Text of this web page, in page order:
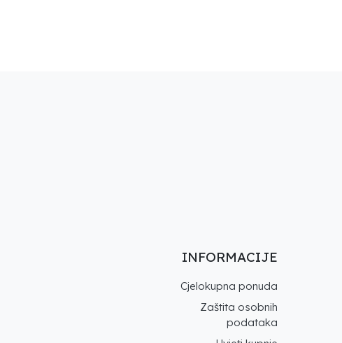
INFORMACIJE
Cjelokupna ponuda
Zaštita osobnih
podataka